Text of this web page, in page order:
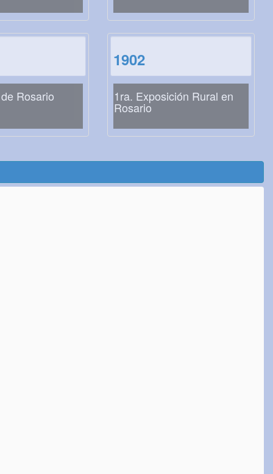
Rosario
1902
1ra. Exposición Rural en
Rosario